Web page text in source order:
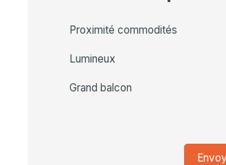
Proximité commodités
Lumineux
Grand balcon